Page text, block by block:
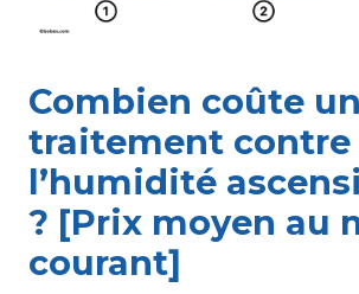
Combien coûte un
traitement contre
l’humidité
? [Prix moyen au
courant]